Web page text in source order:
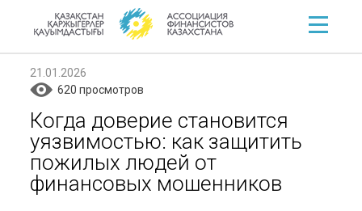
21.01.2026
620 просмотров
Когда доверие становится
уязвимостью: как защитить
пожилых людей от
финансовых мошенников